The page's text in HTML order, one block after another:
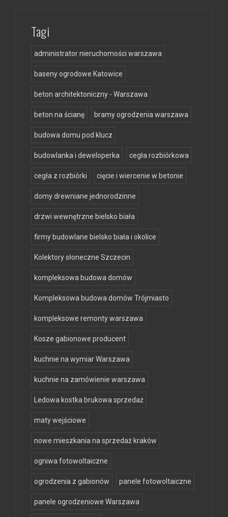
Tagi
administrator nieruchomości warszawa
baseny ogrodowe Katowice
beton architektoniczny - Warszawa
beton na ścianę bramy ogrodzenia warszawa
budowa domu pod klucz
budowlanka i deweloperka cegła rozbiórkowa
cegła z rozbiórki cięcie i wiercenie w betonie
domy drewniane jednorodzinne
drzwi wewnętrzne bielsko biała
firmy budowlane bielsko biała i okolice
Kolektory słoneczne Szczecin
kompleksowa budowa domów
Kompleksowa budowa domów Trójmiasto
kompleksowe remonty warszawa
Kosze gabionowe producent
kuchnie na wymiar Warszawa
kuchnie na zamówienie warszawa
Ledowa kostka brukowa sprzedaż
maty wejściowe
nowe mieszkania na sprzedaż kraków
ogniwa fotowoltaiczne
ogrodzenia z gabionów panele fotowoltaiczne
panele ogrodzeniowe Warszawa